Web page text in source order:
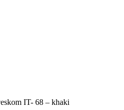
IT- 68 – khaki